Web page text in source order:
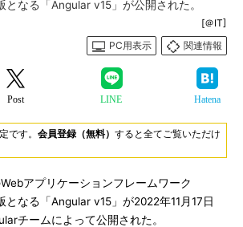
となる「Angular v15」が公開された。
[＠IT]
PC用表示
関連情報
Post LINE Hatena
です。 会員登録（無料） すると全てご覧いただけ
アプリケーションフレームワーク
となる「Angular v15」が2022年11月17日
チームによって公開された。